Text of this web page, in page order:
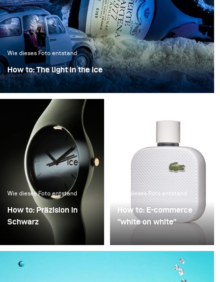
Wie dieses Foto entstand
How to: The light in the ice
“Das Licht im Eis” verwandelt eine ikonische Flasche in
ein skulpturales Objekt, eingefroren in einer klaren,
kristallinen Atmosphäre.
Wie dieses Foto entstand
How to: Präzision in
Schwarz
Präzision in Schwarz
beschreibt den Prozess,
ein technisches Objekt in
Wie dieses Foto entstand
How to: E-commerce
“white on white”
der E-Commerce-
Fotografie wird häufig